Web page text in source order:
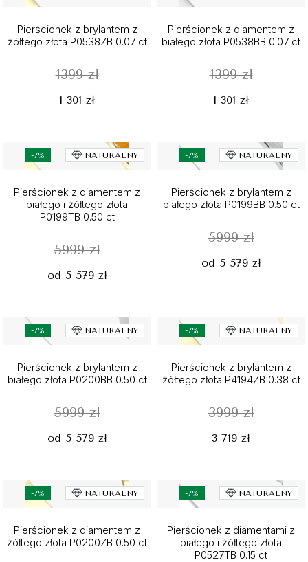
Pierścionek z brylantem z
żółtego złota P0538ZB 0.07 ct
1399 zł
1 301 zł
Pierścionek z diamentem z
białego złota P0538BB 0.07 ct
1399 zł
1 301 zł
-7% NATURALNY
Pierścionek z diamentem z
białego i żółtego złota
P0199TB 0.50 ct
5999 zł
od 5 579 zł
-7% NATURALNY
Pierścionek z brylantem z
białego złota P0199BB 0.50 ct
5999 zł
od 5 579 zł
-7% NATURALNY
Pierścionek z brylantem z
białego złota P0200BB 0.50 ct
5999 zł
od 5 579 zł
-7% NATURALNY
Pierścionek z brylantem z
żółtego złota P4194ZB 0.38 ct
3999 zł
3 719 zł
-7% NATURALNY
Pierścionek z diamentem z
żółtego złota P0200ZB 0.50 ct
-7% NATURALNY
Pierścionek z diamentami z
białego i żółtego złota
P0527TB 0.15 ct